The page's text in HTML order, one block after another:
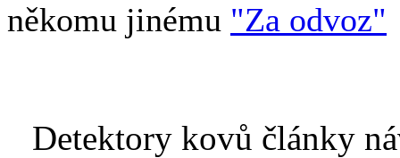
někomu jinému "Za odvoz"
Detektory kovů články